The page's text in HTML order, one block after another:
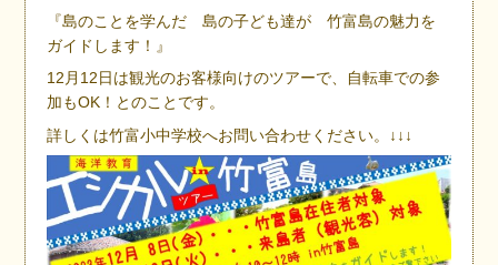
『島のことを学んだ 島の子ども達が 竹富島の魅力を
ガイドします！』
12月12日は観光のお客様向けのツアーで、自転車での参
加もOK！とのことです。
詳しくは竹富小中学校へお問い合わせください。↓↓↓